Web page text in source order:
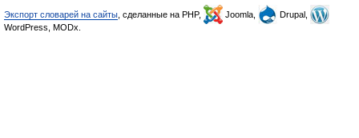
Экспорт словарей на сайты , сделанные на PHP, Joomla,
Drupal,
WordPress, MODx.